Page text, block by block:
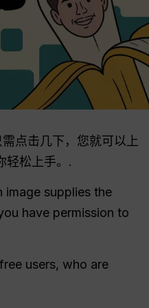
需点击几下，您就可以上
轻松上手。.
image supplies the
have permission to
users, who are